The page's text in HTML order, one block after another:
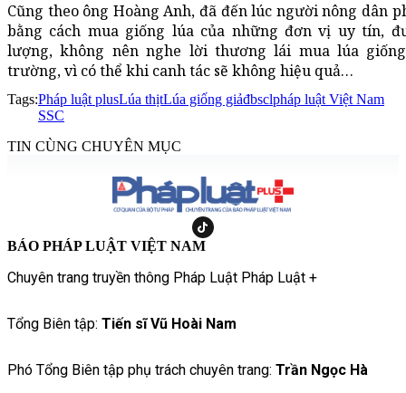
Cũng theo ông Hoàng Anh, đã đến lúc người nông dân
bằng cách mua giống lúa của những đơn vị uy tín,
lượng, không nên nghe lời thương lái mua lúa
trường, vì có thể khi canh tác sẽ không hiệu quả…
Tags:Pháp luật plusLúa thịtLúa giống giảđbsclpháp luật Việt Nam
SSC
TIN CÙNG CHUYÊN MỤC
BÁO PHÁP LUẬT VIỆT NAM
Chuyên trang truyền thông Pháp Luật Pháp Luật +
Tổng Biên tập: Tiến sĩ Vũ Hoài Nam
Phó Tổng Biên tập phụ trách chuyên trang: Trần Ngọc Hà